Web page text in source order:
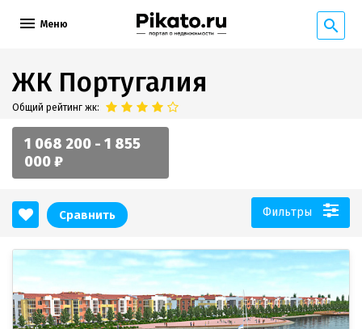
Меню
ЖК Португалия
Общий рейтинг жк:
1 068 200 - 1 855
000 ₽
Сравнить Фильтры